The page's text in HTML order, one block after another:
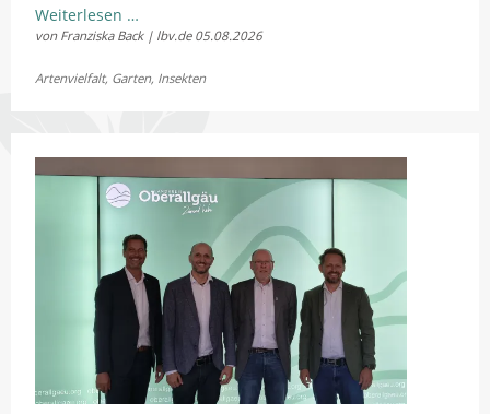
Weiterlesen …Kostenloses
Sommerkonzert:
von Franziska Back | lbv.de 05.08.2026
Artenvielfalt, Garten, Insekten